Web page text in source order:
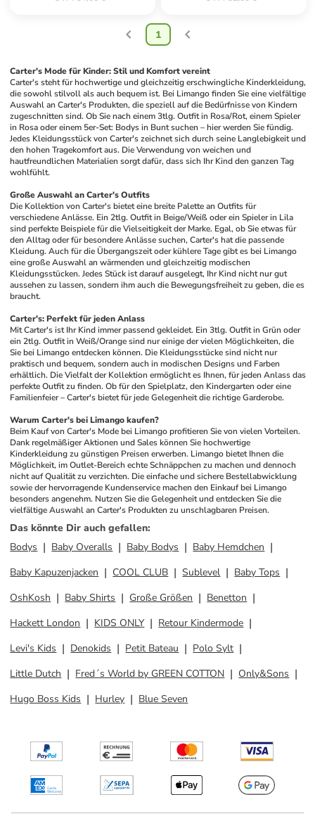
1
Carter's Mode für Kinder: Stil und Komfort vereint
Carter's steht für hochwertige und gleichzeitig erschwingliche Kinderkleidung,
die sowohl stilvoll als auch bequem ist. Bei Limango finden Sie eine vielfältige
Auswahl an Carter's Produkten, die speziell auf die Bedürfnisse von Kindern
zugeschnitten sind. Ob Sie nach einem 3tlg. Outfit in Rosa/Rot, einem Spieler
in Rosa oder einem 5er-Set: Bodys in Bunt suchen – hier werden Sie fündig.
Jedes Kleidungsstück von Carter's zeichnet sich durch seine Langlebigkeit und
den hohen Tragekomfort aus. Die Verwendung von weichen und
hautfreundlichen Materialien sorgt dafür, dass sich Ihr Kind den ganzen Tag
wohlfühlt.
Große Auswahl an Carter's Outfits
Die Kollektion von Carter's bietet eine breite Palette an Outfits für
verschiedene Anlässe. Ein 2tlg. Outfit in Beige/Weiß oder ein Spieler in Lila
sind perfekte Beispiele für die Vielseitigkeit der Marke. Egal, ob Sie etwas für
den Alltag oder für besondere Anlässe suchen, Carter's hat die passende
Kleidung. Auch für die Übergangszeit oder kühlere Tage gibt es bei Limango
eine große Auswahl an wärmenden und gleichzeitig modischen
Kleidungsstücken. Jedes Stück ist darauf ausgelegt, Ihr Kind nicht nur gut
aussehen zu lassen, sondern ihm auch die Bewegungsfreiheit zu geben, die es
braucht.
Carter's: Perfekt für jeden Anlass
Mit Carter's ist Ihr Kind immer passend gekleidet. Ein 3tlg. Outfit in Grün oder
ein 2tlg. Outfit in Weiß/Orange sind nur einige der vielen Möglichkeiten, die
Sie bei Limango entdecken können. Die Kleidungsstücke sind nicht nur
praktisch und bequem, sondern auch in modischen Designs und Farben
erhältlich. Die Vielfalt der Kollektion ermöglicht es Ihnen, für jeden Anlass das
perfekte Outfit zu finden. Ob für den Spielplatz, den Kindergarten oder eine
Familienfeier – Carter's bietet für jede Gelegenheit die richtige Garderobe.
Warum Carter's bei Limango kaufen?
Beim Kauf von Carter's Mode bei Limango profitieren Sie von vielen Vorteilen.
Dank regelmäßiger Aktionen und Sales können Sie hochwertige
Kinderkleidung zu günstigen Preisen erwerben. Limango bietet Ihnen die
Möglichkeit, im Outlet-Bereich echte Schnäppchen zu machen und dennoch
nicht auf Qualität zu verzichten. Die einfache und sichere Bestellabwicklung
sowie der hervorragende Kundenservice machen den Einkauf bei Limango
besonders angenehm. Nutzen Sie die Gelegenheit und entdecken Sie die
vielfältige Auswahl an Carter's Produkten zu unschlagbaren Preisen.
Das könnte Dir auch gefallen:
Bodys
Baby Overalls Baby Bodys
Baby Hemdchen
Baby Kapuzenjacken
COOL CLUB Sublevel
Baby Tops
OshKosh
Baby Shirts Große Größen
Benetton
Hackett London
KIDS ONLY
Retour Kindermode
Levi's Kids
Denokids Petit Bateau
Polo Sylt
Little Dutch
Fred´s World by GREEN COTTON
Only&Sons
Hugo Boss Kids
Hurley Blue Seven